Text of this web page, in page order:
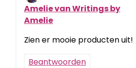
Amelie van Writings by
Amelie
Zien er mooie producten uit!
Beantwoorden